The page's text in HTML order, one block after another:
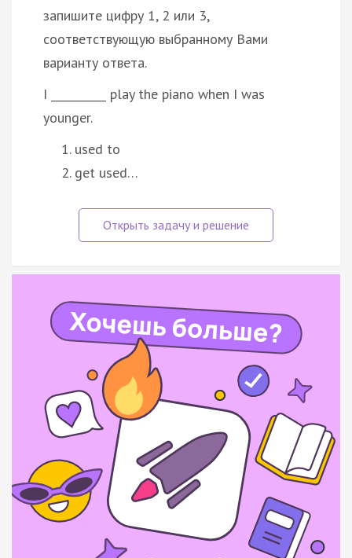
запишите цифру 1, 2 или 3,
соответствующую выбранному Вами
варианту ответа.
I __________ play the piano when I was
younger.
used to
get used…